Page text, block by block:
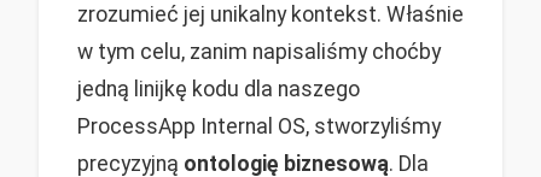
zrozumieć jej unikalny kontekst. Właśnie
w tym celu, zanim napisaliśmy choćby
jedną linijkę kodu dla naszego
ProcessApp Internal OS, stworzyliśmy
precyzyjną ontologię biznesową. Dla